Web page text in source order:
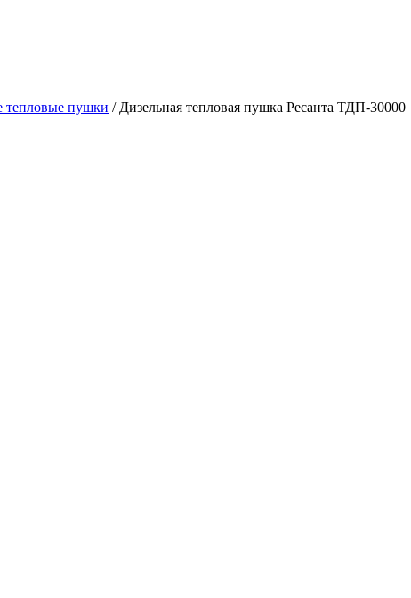
тепловые пушки / Дизельная тепловая пушка Ресанта ТДП-30000